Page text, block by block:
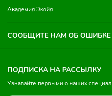
Академия Экойя
СООБЩИТЕ НАМ ОБ ОШИБКЕ
ПОДПИСКА НА РАССЫЛКУ
Узнавайте первыми о наших